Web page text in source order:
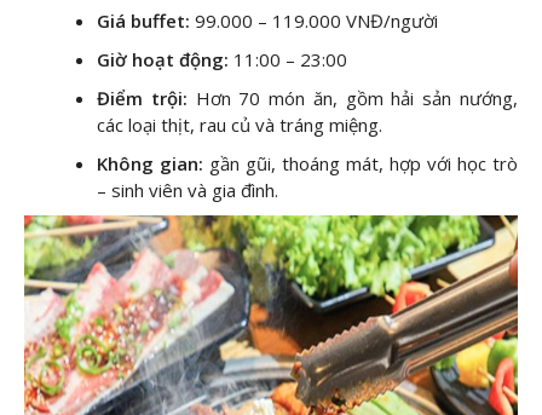
Giá buffet: 99.000 – 119.000 VNĐ/người
Giờ hoạt động: 11:00 – 23:00
Điểm trội: Hơn 70 món ăn, gồm hải sản nướng,
các loại thịt, rau củ và tráng miệng.
Không gian: gần gũi, thoáng mát, hợp với học trò
– sinh viên và gia đình.